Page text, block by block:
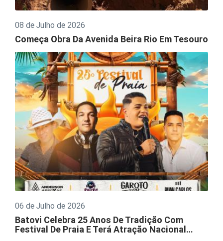
08 de Julho de 2026
Começa Obra Da Avenida Beira Rio Em Tesouro
06 de Julho de 2026
Batovi Celebra 25 Anos De Tradição Com
Festival De Praia E Terá Atração Nacional…